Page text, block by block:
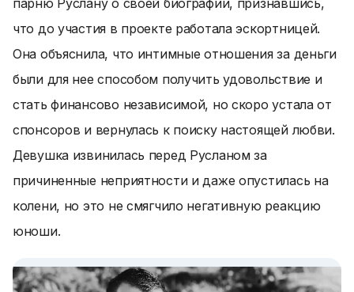
парню Руслану о своей биографии, признавшись,
что до участия в проекте работала эскортницей.
Она объяснила, что интимные отношения за деньги
были для нее способом получить удовольствие и
стать финансово независимой, но скоро устала от
спонсоров и вернулась к поиску настоящей любви.
Девушка извинилась перед Русланом за
причиненные неприятности и даже опустилась на
колени, но это не смягчило негативную реакцию
юноши.